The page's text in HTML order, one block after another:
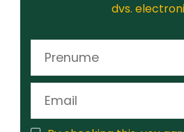
dvs.